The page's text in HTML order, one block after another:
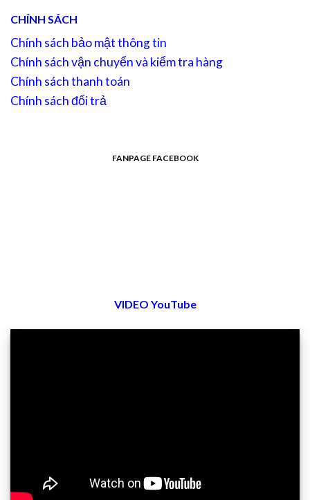
CHÍNH SÁCH
Chính sách bảo mật thông tin
Chính sách vận chuyển và kiểm tra hàng
Chính sách thanh toán
Chính sách đổi trả
FANPAGE FACEBOOK
VIDEO YouTube